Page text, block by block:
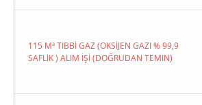
115 M³ TIBBİ GAZ (OKSİJEN GAZI % 99,9
SAFLIK ) ALIM İŞİ (DOĞRUDAN TEMIN)